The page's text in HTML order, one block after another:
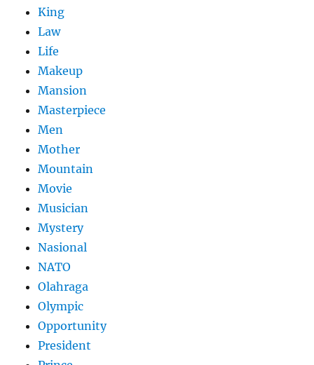
King
Law
Life
Makeup
Mansion
Masterpiece
Men
Mother
Mountain
Movie
Musician
Mystery
Nasional
NATO
Olahraga
Olympic
Opportunity
President